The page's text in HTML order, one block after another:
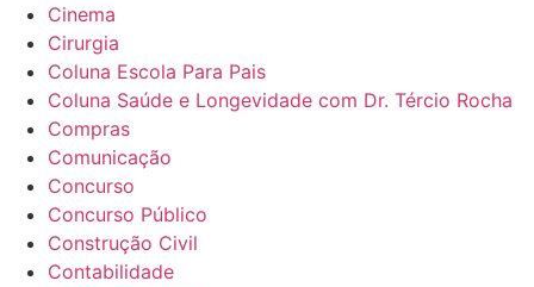
Cinema
Cirurgia
Coluna Escola Para Pais
Coluna Saúde e Longevidade com Dr. Tércio Rocha
Compras
Comunicação
Concurso
Concurso Público
Construção Civil
Contabilidade